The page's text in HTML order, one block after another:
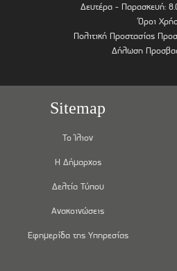
Δευτέρα - Παρασκευή:
Όροι
Πολιτική Προστασίας
Δήλωση
Sitemap
Το Ίλιον
Η Δήμαρχος
Δελτία Τύπου
Ανακοινώσεις
Εφημερίδα της Υπηρεσίας